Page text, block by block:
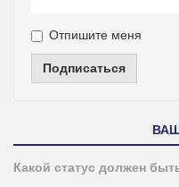
Отпишите меня
Подписаться
Какой статус должен